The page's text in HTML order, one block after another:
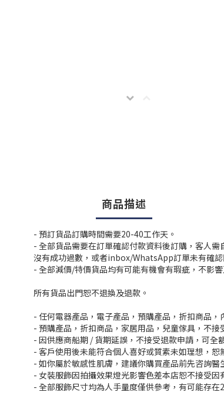
商品描述
- 預訂貨品訂購時間需要20-40工作天。
- 全部貨品需要在訂單確認付款資料後訂購，客人
沒有成功過數，或者inbox/WhatsApp訂單未有確
- 全部減價/特價貨品均有可能有機會有瑕疵，不影
所有貨品出門恕不退換及退款。
- 任何電器產品，電子產品，預購產品，折扣商品
- 預購產品，折扣商品，家居用品，兒童傢具，不接
- 因供應商船期 / 貨期延誤，不接受退款申請，可全
- 客戶使用後未能符合個人喜好或質素未如理想，恕
- 如你屬於敏感性肌膚，建議你購買產品前先咨詢
- 女裝服飾因拍攝效果燈光影響色差本店恕不接受因
- 全部服飾尺寸均為人手量度僅供參考，有可能存